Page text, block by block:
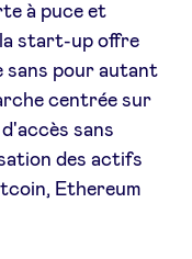
à puce et
start-up offre
sans pour autant
centrée sur
sans
des actifs
Ethereum